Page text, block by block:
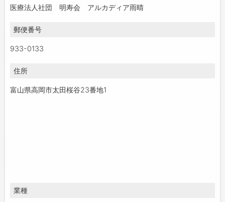
医療法人社団 明寿会 アルカディア雨晴
郵便番号
933-0133
住所
富山県高岡市太田桜谷23番地1
業種